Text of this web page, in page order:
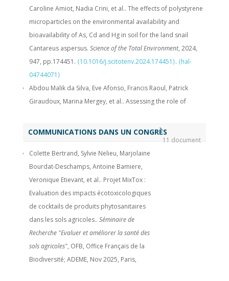
Caroline Amiot, Nadia Crini, et al.. The effects of polystyrene
microparticles on the environmental availability and
bioavailability of As, Cd and Hg in soil for the land snail
Cantareus aspersus. Science of the Total Environment, 2024,
947, pp.174451. ⟨10.1016/j.scitotenv.2024.174451⟩. ⟨hal-
04744071⟩
Abdou Malik da Silva, Eve Afonso, Francis Raoul, Patrick
Giraudoux, Marina Mergey, et al.. Assessing the role of
Echinococcus multilocularis through faecal samples.
, 2024, 54 (7), pp.321-332.
⟨10.1016/j.ijpara.2024.03.003⟩. ⟨hal-04603452⟩
Clémentine Fritsch, Brice Appenzeller, Louisiane Burkart,
Michael Coeurdassier, Renaud Scheifler, et al.. Pervasive
exposure of wild small mammals to legacy and currently
used pesticide mixtures in arable landscapes.
Reports, 2022, 12, pp.1-23.⟨10.1038/s41598-022-19959-y⟩
⟨hal-04193413⟩
Maxime Louzon, Benjamin Pauget, Frédéric Gimbert, Nadia
Morin‐crini, Janine Wong, et al.. In situ and ex situ bioassays
COMMUNICATIONS DANS UN CONGRÈS
11 document
Colette Bertrand, Sylvie Nelieu, Marjolaine
Bourdat-Deschamps, Antoine Bamiere,
Veronique Etievant, et al.. Projet MixTox :
Evaluation des impacts écotoxicologiques
de cocktails de produits phytosanitaires
dans les sols agricoles.. Séminaire de
Recherche "Evaluer et améliorer la santé des
sols agricoles", OFB, Office Français de la
Biodiversité; ADEME, Nov 2025, Paris,